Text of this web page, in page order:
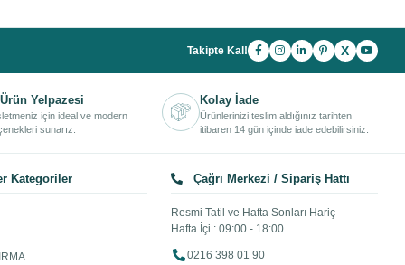
Takipte Kal! X
Yelpazesi
için ideal ve modern
sunarız.
Kolay İade
Ürünlerinizi teslim aldığınız tarihten
itibaren 14 gün içinde iade edebilirsiniz.
Kategoriler Çağrı Merkezi / Sipariş Hattı
Resmi Tatil ve Hafta Sonları Hariç
Hafta İçi : 09:00 - 18:00
0216 398 01 90